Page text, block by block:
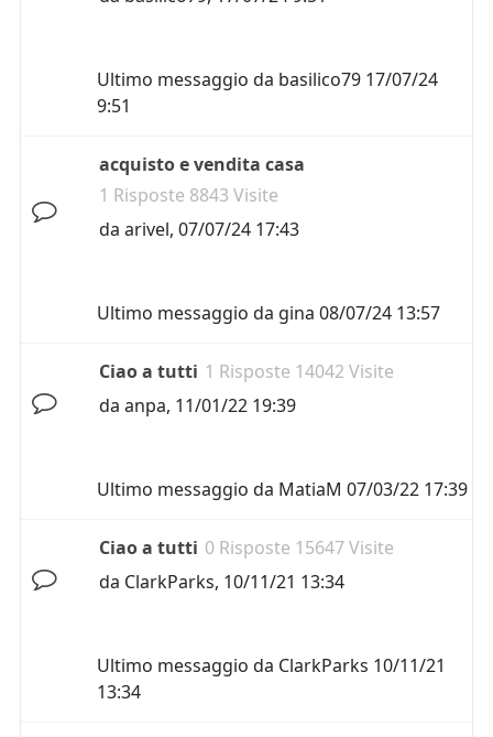
Ultimo messaggio da basilico79 17/07/24
9:51
acquisto e vendita casa
1 Risposte 8843 Visite
da arivel, 07/07/24 17:43
Ultimo messaggio da gina 08/07/24 13:57
Ciao a tutti 1 Risposte 14042 Visite
da anpa, 11/01/22 19:39
Ultimo messaggio da MatiaM 07/03/22 17:39
Ciao a tutti 0 Risposte 15647 Visite
da ClarkParks, 10/11/21 13:34
Ultimo messaggio da ClarkParks 10/11/21
13:34